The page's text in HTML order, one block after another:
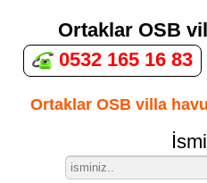
Ortaklar OSB
0532 165 16 83
Ortaklar OSB villa